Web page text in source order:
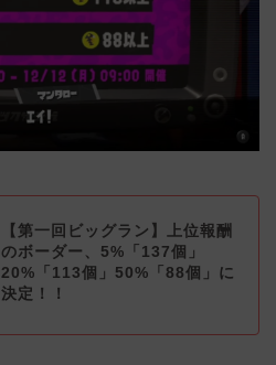
【第一回ビッグラン】上位報酬
のボーダー、5%「137個」
20%「113個」50%「88個」に
決定！！